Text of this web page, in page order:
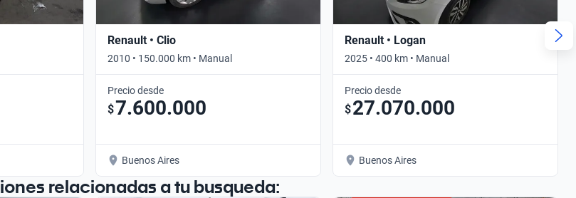
Renault • Clio
2010 • 150.000 km • Manual
Precio desde
$7.600.000
Buenos Aires
Renault • Logan
2025 • 400 km • Manual
Precio desde
$27.070.000
Buenos Aires
relacionadas a tu busqueda: